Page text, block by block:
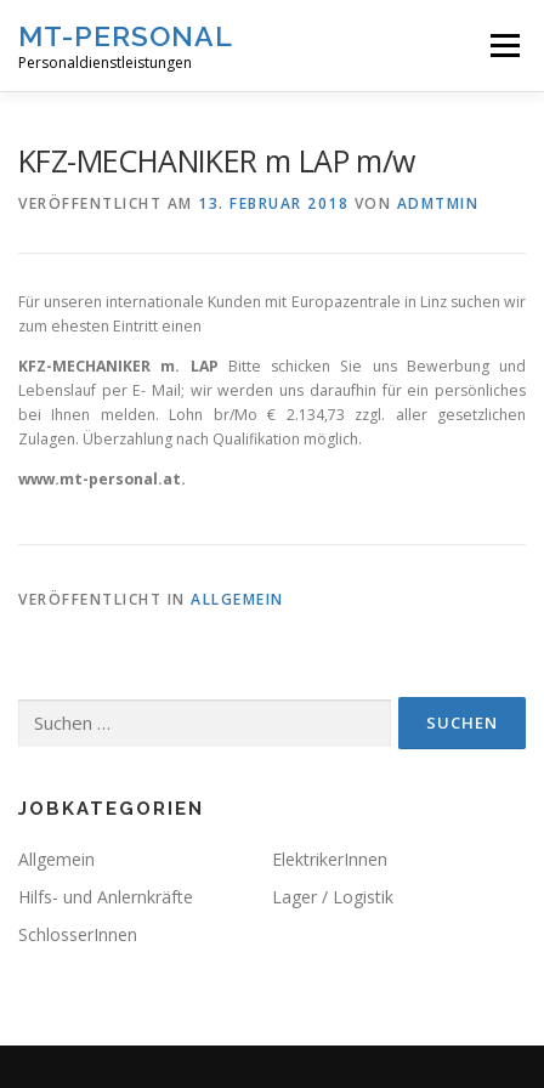
MT-PERSONAL
Personaldienstleistungen
Menü
KFZ-MECHANIKER m LAP m/w
VERÖFFENTLICHT AM 13. FEBRUAR 2018 VON ADMTMIN
Für unseren internationale Kunden mit Europazentrale in Linz suchen wir
zum ehesten Eintritt einen
KFZ-MECHANIKER m. LAP Bitte schicken Sie uns Bewerbung und
Lebenslauf per E- Mail; wir werden uns daraufhin für ein persönliches
bei Ihnen melden. Lohn br/Mo € 2.134,73 zzgl. aller gesetzlichen
Zulagen. Überzahlung nach Qualifikation möglich.
www.mt-personal.at.
VERÖFFENTLICHT IN ALLGEMEIN
JOBKATEGORIEN
Allgemein
ElektrikerInnen
Hilfs- und Anlernkräfte
Lager / Logistik
SchlosserInnen